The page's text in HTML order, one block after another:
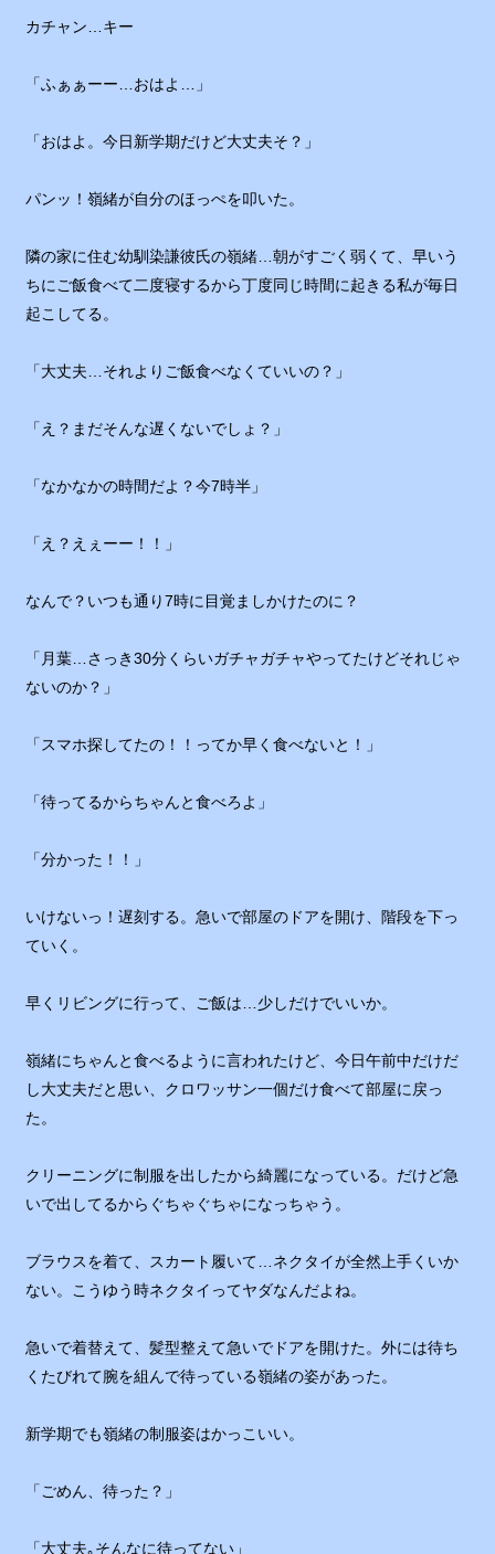
カチャン…キー
「ふぁぁーー…おはよ…」
「おはよ。今日新学期だけど大丈夫そ？」
パンッ！嶺緒が自分のほっぺを叩いた。
隣の家に住む幼馴染謙彼氏の嶺緒…朝がすごく弱くて、早いう
ちにご飯食べて二度寝するから丁度同じ時間に起きる私が毎日
起こしてる。
「大丈夫…それよりご飯食べなくていいの？」
「え？まだそんな遅くないでしょ？」
「なかなかの時間だよ？今7時半」
「え？えぇーー！！」
なんで？いつも通り7時に目覚ましかけたのに？
「月葉…さっき30分くらいガチャガチャやってたけどそれじゃ
ないのか？」
「スマホ探してたの！！ってか早く食べないと！」
「待ってるからちゃんと食べろよ」
「分かった！！」
いけないっ！遅刻する。急いで部屋のドアを開け、階段を下っ
ていく。
早くリビングに行って、ご飯は…少しだけでいいか。
嶺緒にちゃんと食べるように言われたけど、今日午前中だけだ
し大丈夫だと思い、クロワッサン一個だけ食べて部屋に戻っ
た。
クリーニングに制服を出したから綺麗になっている。だけど急
いで出してるからぐちゃぐちゃになっちゃう。
ブラウスを着て、スカート履いて…ネクタイが全然上手くいか
ない。こうゆう時ネクタイってヤダなんだよね。
急いで着替えて、髪型整えて急いでドアを開けた。外には待ち
くたびれて腕を組んで待っている嶺緒の姿があった。
新学期でも嶺緒の制服姿はかっこいい。
「ごめん、待った？」
「大丈夫｡そんなに待ってない」